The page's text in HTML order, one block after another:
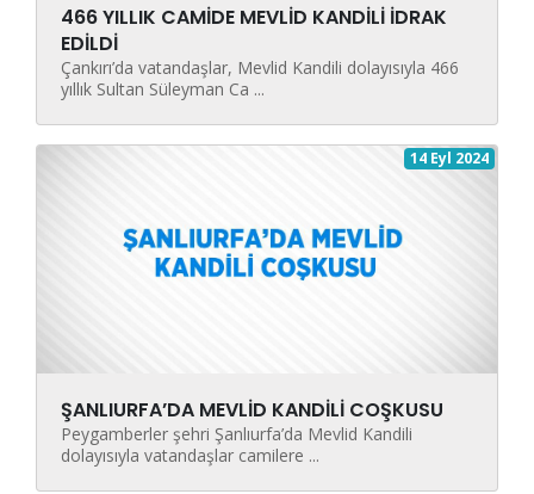
466 YILLIK CAMİDE MEVLİD KANDİLİ İDRAK
EDİLDİ
Çankırı’da vatandaşlar, Mevlid Kandili dolayısıyla 466
yıllık Sultan Süleyman Ca ...
14 Eyl 2024
ŞANLIURFA’DA MEVLİD KANDİLİ COŞKUSU
Peygamberler şehri Şanlıurfa’da Mevlid Kandili
dolayısıyla vatandaşlar camilere ...